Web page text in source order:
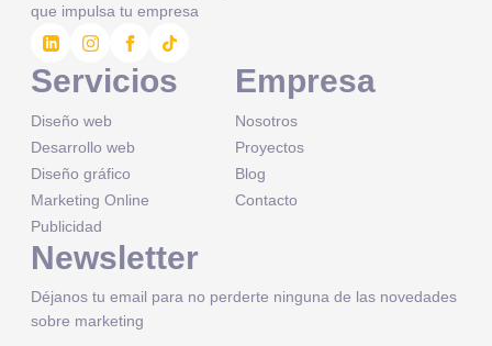
que impulsa tu empresa
Servicios
Diseño web
Desarrollo web
Diseño gráfico
Marketing Online
Publicidad
Empresa
Nosotros
Proyectos
Blog
Contacto
Newsletter
Déjanos tu email para no perderte ninguna de las novedades
sobre marketing